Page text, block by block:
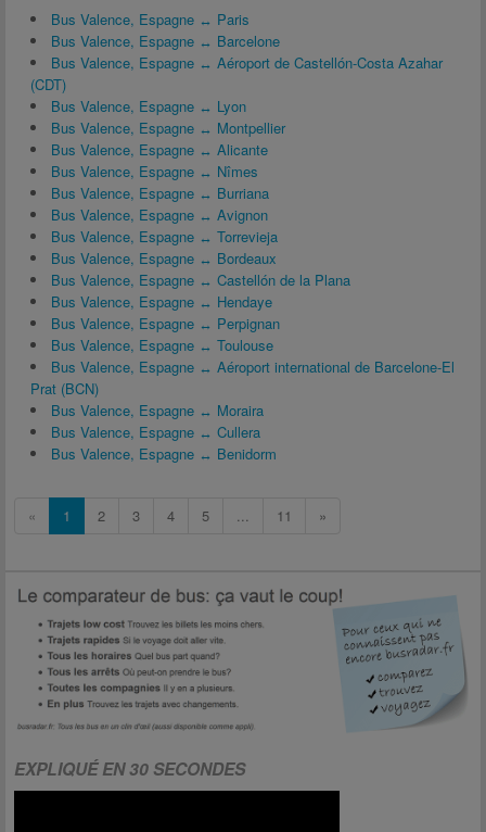
Bus Valence, Espagne ↔ Paris
Bus Valence, Espagne ↔ Barcelone
Bus Valence, Espagne ↔ Aéroport de Castellón-Costa Azahar
(CDT)
Bus Valence, Espagne ↔ Lyon
Bus Valence, Espagne ↔ Montpellier
Bus Valence, Espagne ↔ Alicante
Bus Valence, Espagne ↔ Nîmes
Bus Valence, Espagne ↔ Burriana
Bus Valence, Espagne ↔ Avignon
Bus Valence, Espagne ↔ Torrevieja
Bus Valence, Espagne ↔ Bordeaux
Bus Valence, Espagne ↔ Castellón de la Plana
Bus Valence, Espagne ↔ Hendaye
Bus Valence, Espagne ↔ Perpignan
Bus Valence, Espagne ↔ Toulouse
Bus Valence, Espagne ↔ Aéroport international de Barcelone-El
Prat (BCN)
Bus Valence, Espagne ↔ Moraira
Bus Valence, Espagne ↔ Cullera
Bus Valence, Espagne ↔ Benidorm
« 1 2 3 4 5 ... 11 »
EXPLIQUÉ EN 30 SECONDES